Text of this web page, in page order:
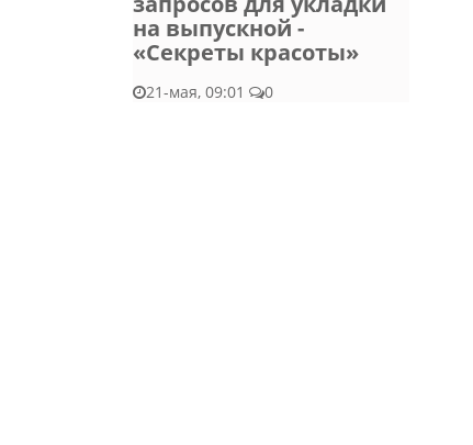
на выпускной -
«Секреты красоты»
21-мая, 09:01 0